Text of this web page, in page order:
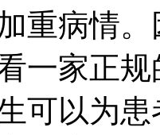
重病情
一家正
可以为